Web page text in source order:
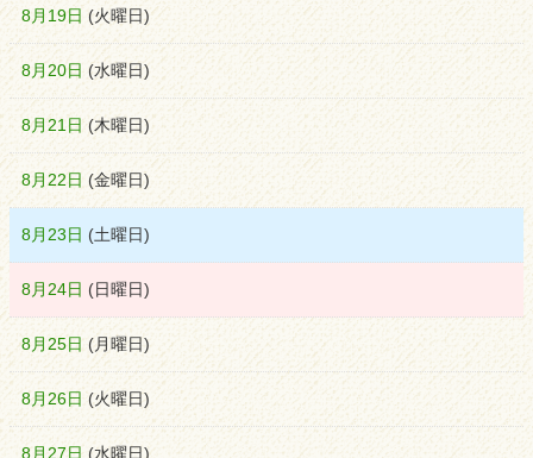
8月19日 (火曜日)
8月20日 (水曜日)
8月21日 (木曜日)
8月22日 (金曜日)
8月23日 (土曜日)
8月24日 (日曜日)
8月25日 (月曜日)
8月26日 (火曜日)
8月27日 (水曜日)